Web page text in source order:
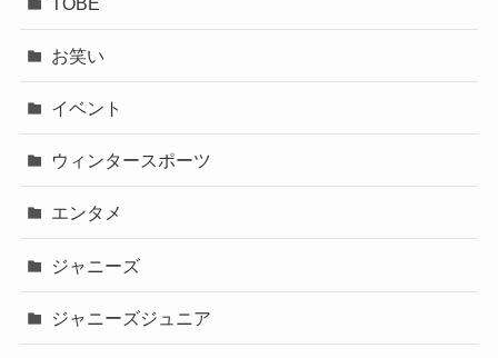
お笑い
イベント
ウィンタースポーツ
エンタメ
ジャニーズ
ジャニーズジュニア